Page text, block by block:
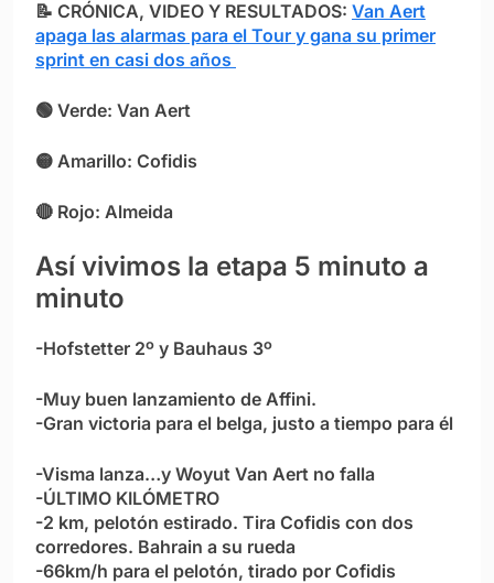
📝 CRÓNICA, VIDEO Y RESULTADOS: Van Aert
apaga las alarmas para el Tour y gana su primer
sprint en casi dos años
🟢 Verde: Van Aert
🟡 Amarillo: Cofidis
🔴 Rojo: Almeida
Así vivimos la etapa 5 minuto a
minuto
-Hofstetter 2º y Bauhaus 3º
-Muy buen lanzamiento de Affini.
-Gran victoria para el belga, justo a tiempo para él
-Visma lanza…y Woyut Van Aert no falla
-ÚLTIMO KILÓMETRO
-2 km, pelotón estirado. Tira Cofidis con dos
corredores. Bahrain a su rueda
-66km/h para el pelotón, tirado por Cofidis